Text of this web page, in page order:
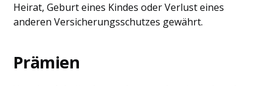
Heirat, Geburt eines Kindes oder Verlust eines
anderen Versicherungsschutzes gewährt.
Prämien